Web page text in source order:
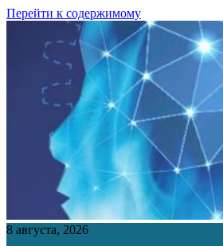
Перейти к содержимому
8 августа, 2026